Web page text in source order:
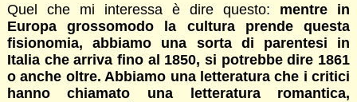
Quel che mi interessa è dire questo: mentre in
Europa grossomodo la cultura prende questa
fisionomia, abbiamo una sorta di parentesi in
Italia che arriva fino al 1850, si potrebbe dire 1861
o anche oltre. Abbiamo una letteratura che i critici
hanno chiamato una letteratura romantica,